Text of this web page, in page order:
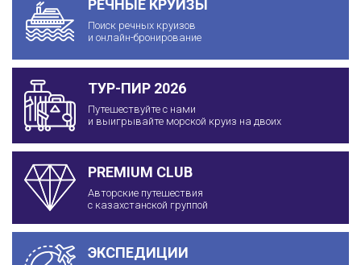
РЕЧНЫЕ КРУИЗЫ
Поиск речных круизов
и онлайн-бронирование
ТУР-ПИР 2026
Путешествуйте с нами
и выигрывайте морской круиз на двоих
PREMIUM CLUB
Авторские путешествия
с казахстанской группой
ЭКСПЕДИЦИИ